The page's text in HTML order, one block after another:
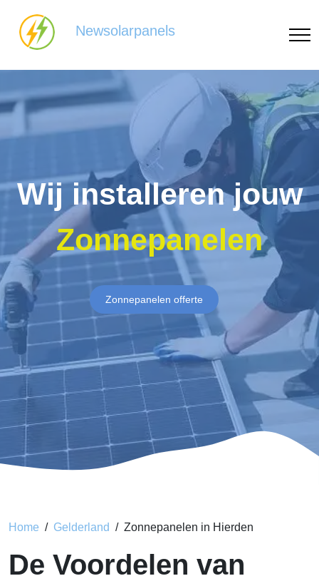
Newsolarpanels
Wij installeren jouw
Zonnepanelen
Zonnepanelen offerte
Home Gelderland Zonnepanelen in Hierden
De Voordelen van